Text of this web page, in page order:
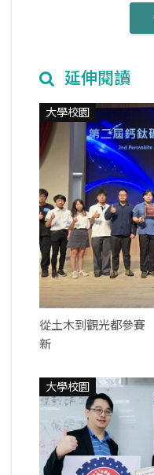
延伸閱讀
大學校園
從土木到觀光都參賽
新
大學校園